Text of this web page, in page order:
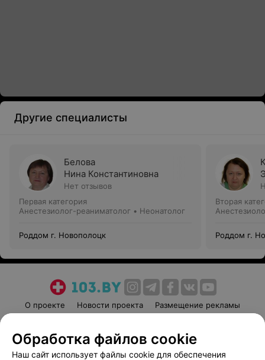
Другие специалисты
Белова
Нина Константиновна
Нет отзывов
Первая категория
Анестезиолог-реаниматолог • Неонатолог
Роддом г. Новополоцк
Вторая
Роддом г.
О проекте Новости проекта
Размещение рекламы
Пользовательское соглашение
Способы оплаты
Вакансии
Партнеры
Обработка файлов cookie
Наш сайт использует файлы cookie для обеспечения